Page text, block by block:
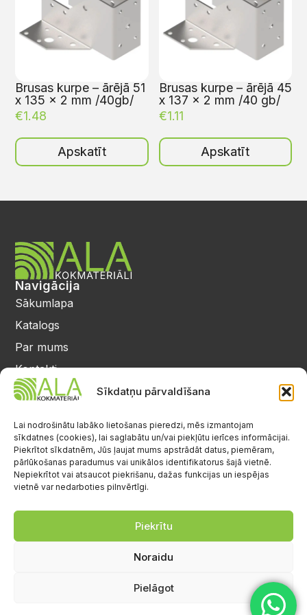
Sīkdatņu pārvaldīšana
Lai nodrošinātu labāko lietošanas pieredzi, mēs izmantojam
sīkdatnes (cookies), lai saglabātu un/vai piekļūtu ierīces informācijai.
Piekrītot sīkdatnēm, Jūs ļaujat mums apstrādāt datus, piemēram,
pārlūkošanas paradumus vai unikālos identifikatorus šajā vietnē.
Nepiekrītot vai atsaucot piekrišanu, dažas funkcijas un iespējas
vietnē var nedarboties pilnvērtīgi.
Piekrītu
Noraidu
Pielāgot
Brusas kurpe – ārējā 51
x 135 x 2 mm /40gb/
€1.48
Apskatīt
Brusas kurpe – ārējā 45
x 137 x 2 mm /40 gb/
€1.11
Apskatīt
Navigācija
Sākumlapa
Katalogs
Par mums
Kontakti
Privātuma politika
25 64 17 98
info@alalignea.lv
Daugavas iela 28, Mārupe
Facebook
S.-Sv.: brīvs